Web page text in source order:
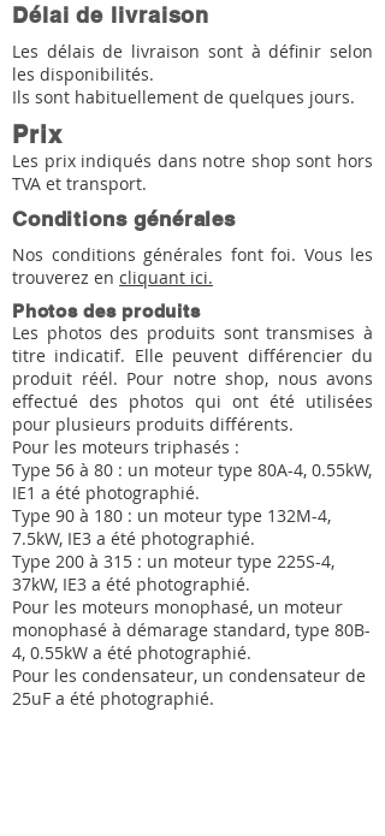
Délai de livraison
Les délais de livraison sont à définir selon
les disponibilités.
Ils sont habituellement de quelques jours.
Prix
Les prix indiqués dans notre shop sont hors
TVA et transport.
Conditions générales
Nos conditions générales font foi. Vous les
trouverez en cliquant ici.
Photos des produits
Les photos des produits sont transmises à
titre indicatif. Elle peuvent différencier du
produit réél. Pour notre shop, nous avons
effectué des photos qui ont été utilisées
pour plusieurs produits différents.
Pour les moteurs triphasés :
Type 56 à 80 : un moteur type 80A-4, 0.55kW,
IE1 a été photographié.
Type 90 à 180 : un moteur type 132M-4,
7.5kW, IE3 a été photographié.
Type 200 à 315 : un moteur type 225S-4,
37kW, IE3 a été photographié.
Pour les moteurs monophasé, un moteur
monophasé à démarage standard, type 80B-
4, 0.55kW a été photographié.
Pour les condensateur, un condensateur de
25uF a été photographié.